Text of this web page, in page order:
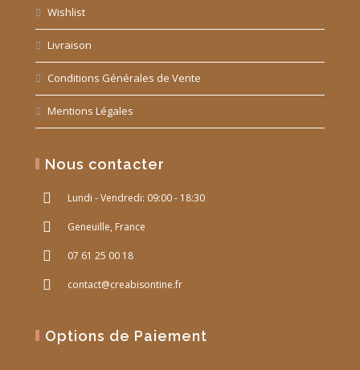
Wishlist
Livraison
Conditions Générales de Vente
Mentions Légales
Nous contacter
Lundi - Vendredi: 09:00 - 18:30
Geneuille, France
07 61 25 00 18
contact@creabisontine.fr
Options de Paiement